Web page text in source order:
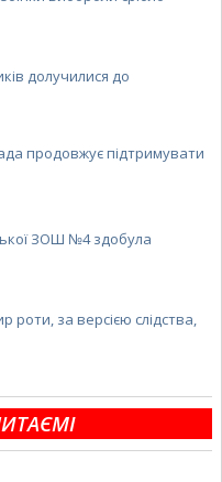
долучилися до
продовжує підтримувати
ЗОШ №4 здобула
роти, за версією слідства,